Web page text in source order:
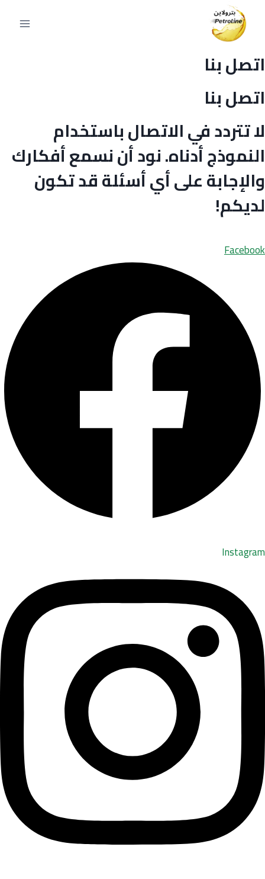
التجاوز
المحتوى
اتصل بنا
اتصل بنا
لا تتردد في الاتصال باستخدام
النموذج أدناه. نود أن نسمع أفكارك
والإجابة على أي أسئلة قد تكون
لديكم!
Facebook
Instagram